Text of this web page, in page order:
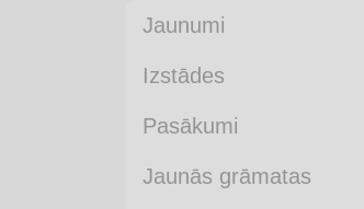
Jaunumi
Izstādes
Pasākumi
Jaunās grāmatas